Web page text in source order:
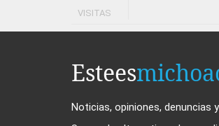
VISITAS
Estees
Noticias, opiniones, denuncias